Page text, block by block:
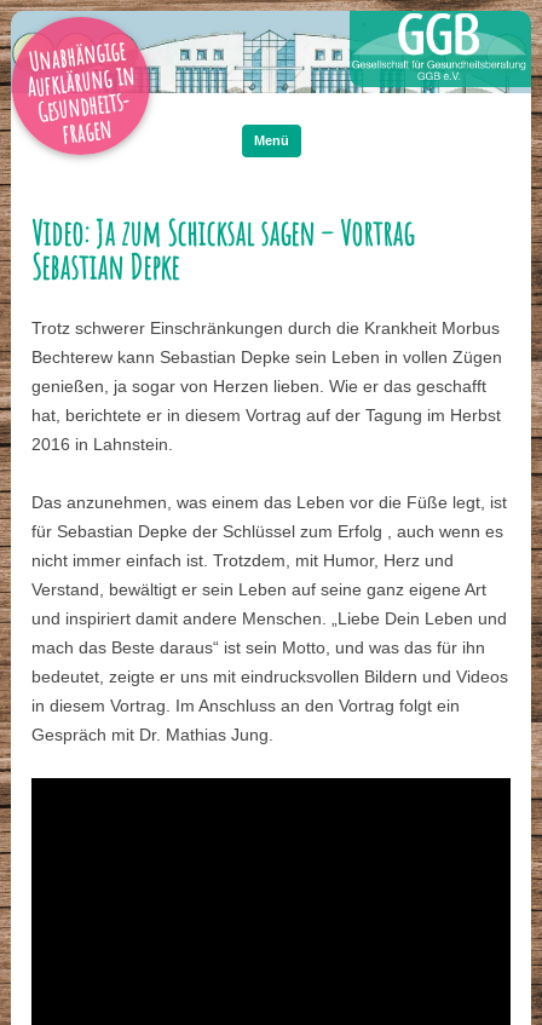
Unabhängige
Aufklärung in
Gesundheits-
fragen Menü
Video: Ja zum Schicksal sagen – Vortrag
Sebastian Depke
Trotz schwerer Einschränkungen durch die Krankheit Morbus
Bechterew kann Sebastian Depke sein Leben in vollen Zügen
genießen, ja sogar von Herzen lieben. Wie er das geschafft
hat, berichtete er in diesem Vortrag auf der Tagung im Herbst
2016 in Lahnstein.
Das anzunehmen, was einem das Leben vor die Füße legt, ist
für Sebastian Depke der Schlüssel zum Erfolg , auch wenn es
nicht immer einfach ist. Trotzdem, mit Humor, Herz und
Verstand, bewältigt er sein Leben auf seine ganz eigene Art
und inspiriert damit andere Menschen. „Liebe Dein Leben und
mach das Beste daraus“ ist sein Motto, und was das für ihn
bedeutet, zeigte er uns mit eindrucksvollen Bildern und Videos
in diesem Vortrag. Im Anschluss an den Vortrag folgt ein
Gespräch mit Dr. Mathias Jung.